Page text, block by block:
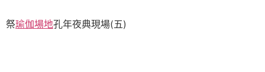
祭瑜伽場地孔年夜典現場(五)